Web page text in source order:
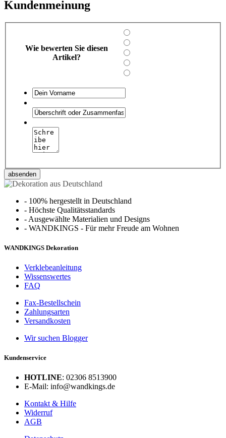
Kundenmeinung
Wie bewerten Sie diesen
Artikel?
absenden
- 100% hergestellt in Deutschland
- Höchste Qualitätsstandards
- Ausgewählte Materialien und Designs
- WANDKINGS - Für mehr Freude am Wohnen
WANDKINGS Dekoration
Verklebeanleitung
Wissenswertes
FAQ
Fax-Bestellschein
Zahlungsarten
Versandkosten
Wir suchen Blogger
Kundenservice
HOTLINE: 02306 8513900
E-Mail: info@wandkings.de
Kontakt & Hilfe
Widerruf
AGB